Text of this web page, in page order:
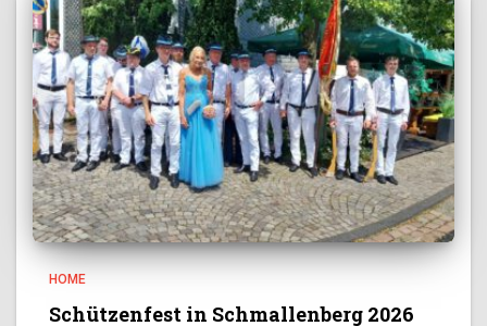
HOME
Schützenfest in Schmallenberg 2026